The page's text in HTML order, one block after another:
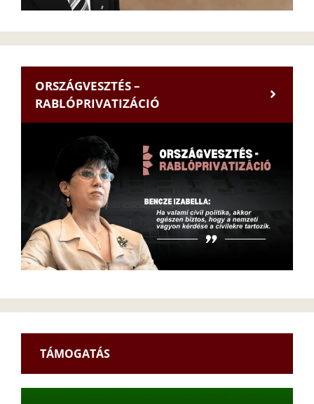
ORSZÁGVESZTÉS –
RABLÓPRIVATIZÁCIÓ
TÁMOGATÁS